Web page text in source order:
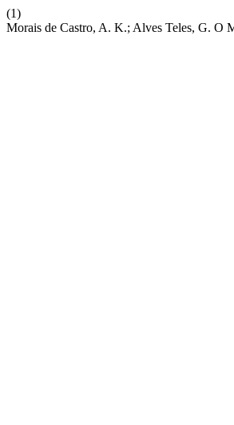
(1)
Morais de Castro, A. K.; Alves Teles, G.